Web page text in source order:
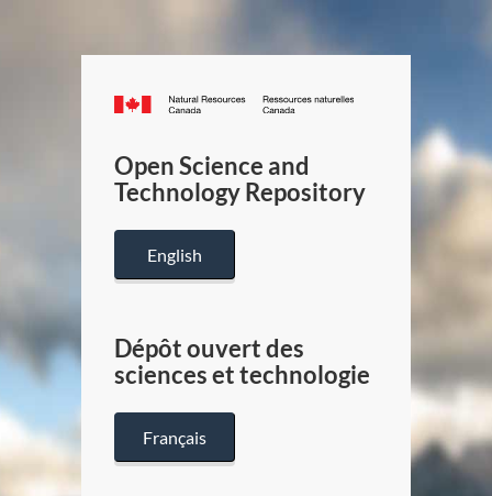
Canada.ca
/
Canada
Open Science and
Technology Repository
English
Dépôt ouvert des
sciences et technologie
Français